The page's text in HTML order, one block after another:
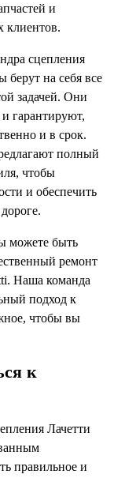
и
клиентов.
сцепления
берут на себя все
задачей. Они
гарантируют,
и в срок.
полный
чтобы
и обеспечить
можете быть
ремонт
Наша команда
подход к
чтобы вы
к
Лачетти
правильное и